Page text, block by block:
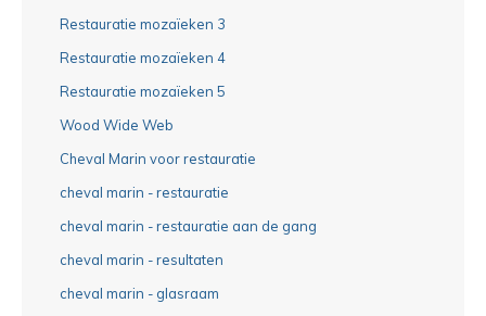
Restauratie mozaïeken 3
Restauratie mozaïeken 4
Restauratie mozaïeken 5
Wood Wide Web
Cheval Marin voor restauratie
cheval marin - restauratie
cheval marin - restauratie aan de gang
cheval marin - resultaten
cheval marin - glasraam